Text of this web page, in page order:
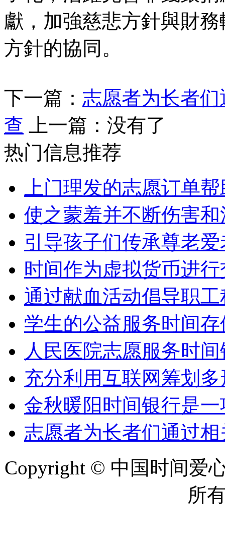
獻，加強慈悲方針與財
方針的協同。
下一篇： 志愿者为长者
查
上一篇：没有了
热门信息推荐
上门理发的志愿订单
使之蒙羞并不断伤害
引导孩子们传承尊老
时间作为虚拟货币进
通过献血活动倡导职
学生的公益服务时间
人民医院志愿服务时
充分利用互联网筹划
金秋暖阳时间银行是
志愿者为长者们通过
Copyright © 中国时间爱
所